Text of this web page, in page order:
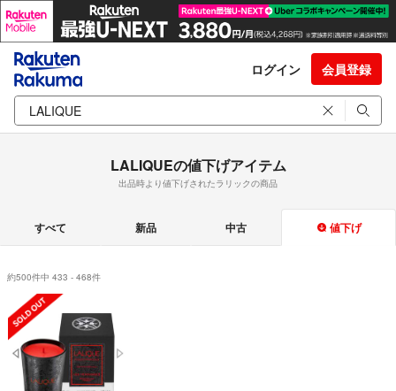
ログイン 会員登録
LALIQUEの値下げアイテム
出品時より値下げされたラリックの商品
すべて 新品 中古 値下げ
約500件中 433 - 468件